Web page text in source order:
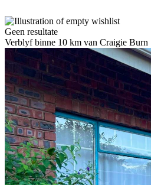
Geen resultate
Verblyf binne 10 km van Craigie Burn